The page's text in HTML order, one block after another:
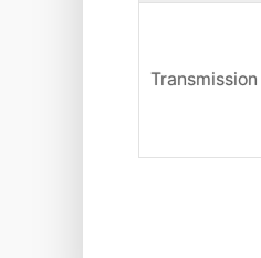
Transmission